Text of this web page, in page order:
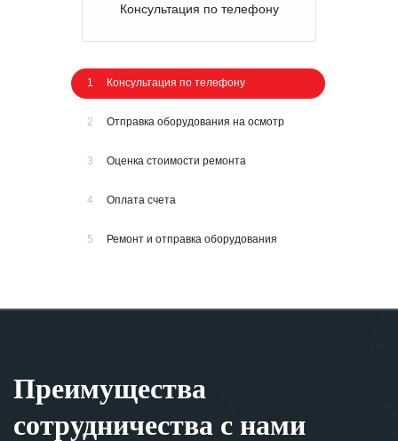
Консультация по телефону
1 Консультация по телефону
2 Отправка оборудования на осмотр
3 Оценка стоимости ремонта
4 Оплата счета
5 Ремонт и отправка оборудования
Преимущества
сотрудничества с нами